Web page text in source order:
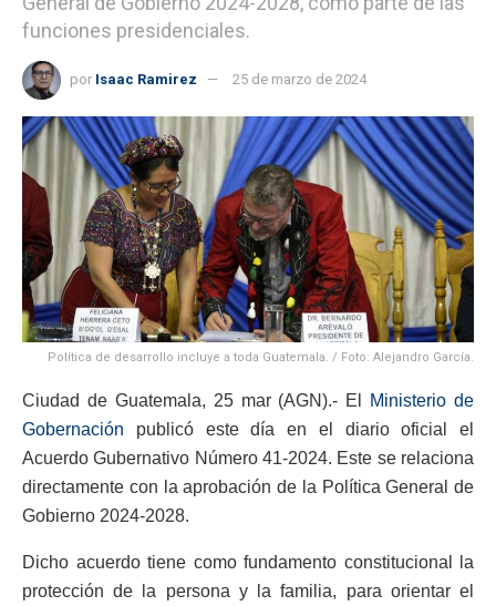
funciones presidenciales.
por Isaac Ramirez 25 de marzo de 2024
Política de desarrollo incluye a toda Guatemala. / Foto: Alejandro García.
Ciudad de Guatemala, 25 mar (AGN).- El
Ministerio de
Gobernación publicó este día en el diario oficial el
Acuerdo Gubernativo Número 41-2024. Este se relaciona
directamente con la aprobación de la Política General de
Gobierno 2024-2028.
Dicho acuerdo tiene como fundamento constitucional la
protección de la persona y la familia, para orientar el